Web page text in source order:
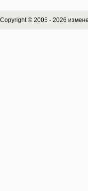
Copyright © 2005 - 2026